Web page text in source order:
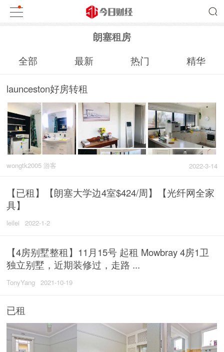
朗塞租房
全部 最新 热门 精华
launceston好房转租
wongtk2005 游客 2022-3-14
【已租】【朗塞大学边4室$424/周】【光纤网全家
具】
leilei 2022-1-2
【4房别墅整租】11月15号 起租 Mowbray 4房1卫
独立别墅，近期装修过，走路 ...
TonyYang 2021-10-19
已租